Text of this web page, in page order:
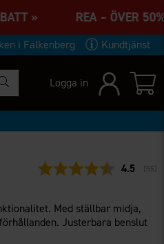
» REA –
i Falkenberg Kundtjänst
Logga in
4.5 (55
Med ställbar midja,
Justerbara benslut